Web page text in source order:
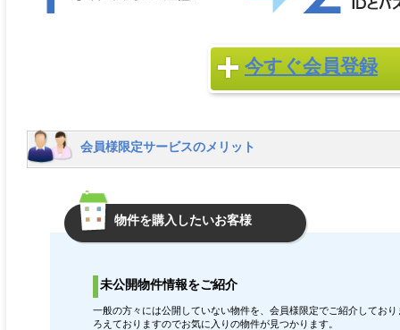
今すぐ会員登録
会員様限定サービスのメリット
物件を購入したいお客様
未公開物件情報をご紹介
一般の方々には公開していない物件を、会員様限定でご紹介しており
ろえておりますのでお気に入りの物件が見つかります。